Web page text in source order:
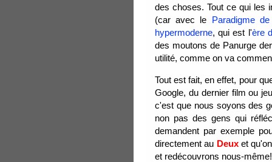
des choses. Tout ce qui les
(car avec le Paradigme
hypermoderne, qui est l'ère
des moutons de Panurge
utilité, comme on va
Tout est fait, en effet, pour
Google, du dernier film ou
c'est que nous soyons des
non pas des gens qui
demandent par exemple
directement au Deuxet
et redécouvrons nous-même!